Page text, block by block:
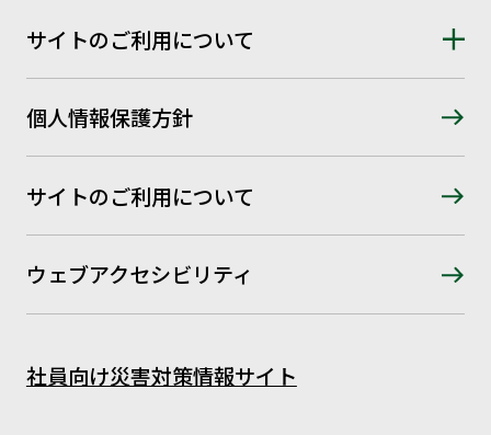
サイトのご利用について
個人情報保護方針
サイトのご利用について
ウェブアクセシビリティ
社員向け災害対策情報サイト